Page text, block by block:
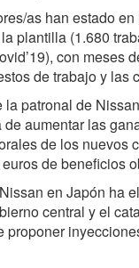
as han estado
plantilla (1.680
con meses
de trabajo y las
la patronal de
de aumentar las
de los nuevos
de beneficios
en Japón ha
central y el
proponer